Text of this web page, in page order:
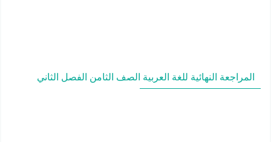
المراجعة النهائية للغة العربية الصف الثامن الفصل الثاني